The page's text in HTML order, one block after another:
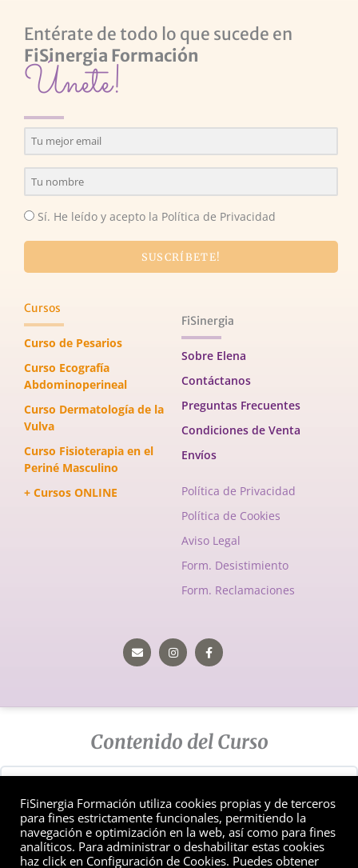
Entérate de todo lo que sucede en
FiSinergia Formación
Únete!
Sí. He leído y acepto la Política de Privacidad
SUSCRÍBETE!
Cursos
Curso de Pesarios
Curso Ecografía
Abdominoperineal
Curso Dermatología de la
Vulva
Curso Fisioterapia en el
Periné Masculino
+ Cursos ONLINE
FiSinergia
Sobre Elena
Contáctanos
Preguntas Frecuentes
Condiciones de Venta
Envíos
Política de Privacidad
Política de Cookies
Aviso Legal
Form. Desistimiento
Form. Reclamaciones
EnvelopeInstagramFacebook-
f
Contenido del Curso
Copyright © 2026 FiSinergia Formación | Un sitio desarrollado por
FiSinergia Formación utiliza cookies propias y de terceros
para fines estrictamente funcionales, permitiendo la
navegación e optimización en la web, así como para fines
analíticos. Para administrar o deshabilitar estas cookies
haz click en Configuración de Cookies. Puedes obtener